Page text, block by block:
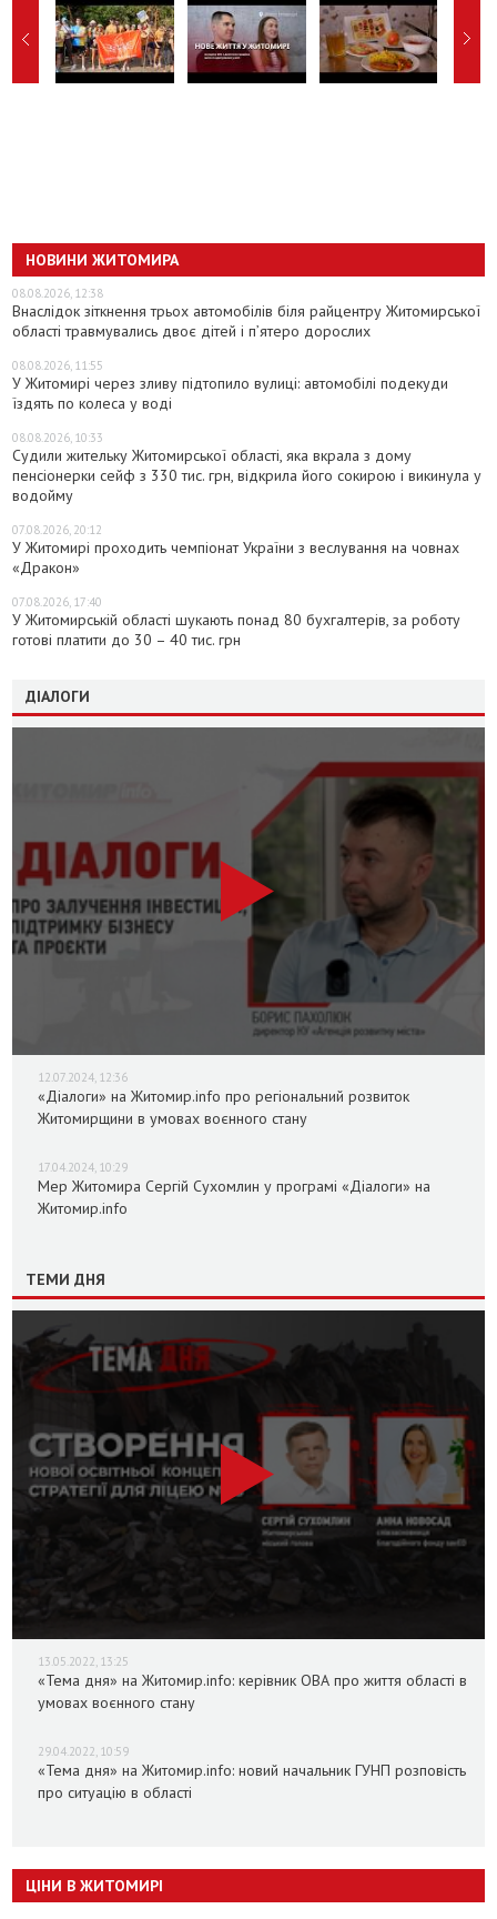
НОВИНИ ЖИТОМИРА
08.08.2026, 12:38
Внаслідок зіткнення трьох автомобілів біля райцентру Житомирської
області травмувались двоє дітей і пʼятеро дорослих
08.08.2026, 11:55
У Житомирі через зливу підтопило вулиці: автомобілі подекуди
їздять по колеса у воді
08.08.2026, 10:33
Судили жительку Житомирської області, яка вкрала з дому
пенсіонерки сейф з 330 тис. грн, відкрила його сокирою і викинула у
водойму
07.08.2026, 20:12
У Житомирі проходить чемпіонат України з веслування на човнах
«Дракон»
07.08.2026, 17:40
У Житомирській області шукають понад 80 бухгалтерів, за роботу
готові платити до 30 – 40 тис. грн
ДІАЛОГИ
12.07.2024, 12:36
«Діалоги» на Житомир.info про регіональний розвиток
Житомирщини в умовах воєнного стану
17.04.2024, 10:29
Мер Житомира Сергій Сухомлин у програмі «Діалоги» на
Житомир.info
ТЕМИ ДНЯ
13.05.2022, 13:25
«Тема дня» на Житомир.info: керівник ОВА про життя області в
умовах воєнного стану
29.04.2022, 10:59
«Тема дня» на Житомир.info: новий начальник ГУНП розповість
про ситуацію в області
ЦІНИ В ЖИТОМИРІ